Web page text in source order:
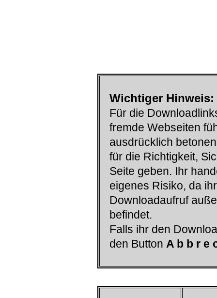
Wichtiger Hinweis:
Für die
fremde Webseiten
ausdrücklich
für die Richtigkeit,
Seite geben. Ihr
eigenes Risiko, da
Downloadaufruf
befindet.
Falls ihr den
den Button A b b r e